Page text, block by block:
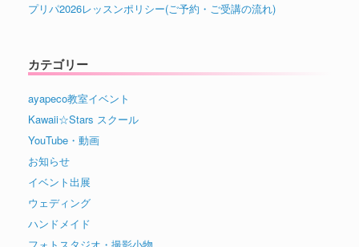
プリパ2026レッスンポリシー(ご予約・ご受講の流れ)
カテゴリー
ayapeco教室イベント
Kawaii☆Stars スクール
YouTube・動画
お知らせ
イベント出展
ウェディング
ハンドメイド